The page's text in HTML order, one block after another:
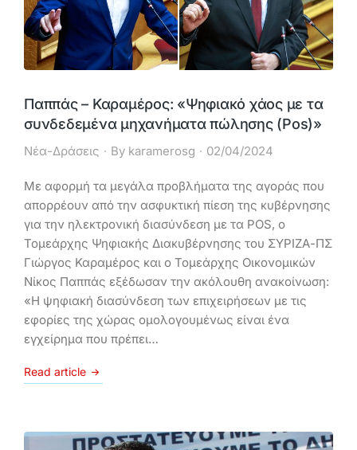
Παππάς – Καραμέρος: «Ψηφιακό χάος με τα
συνδεδεμένα μηχανήματα πώλησης (Pos)»
Νέα-Δράσεις By karamerosg 02/04/2024
Με αφορμή τα μεγάλα προβλήματα της αγοράς που
απορρέουν από την ασφυκτική πίεση της κυβέρνησης
για την ηλεκτρονική διασύνδεση με τα POS, ο
Τομεάρχης Ψηφιακής Διακυβέρνησης του ΣΥΡΙΖΑ-ΠΣ
Γιώργος Καραμέρος και ο Τομεάρχης Οικονομικών
Νίκος Παππάς εξέδωσαν την ακόλουθη ανακοίνωση:
«Η ψηφιακή διασύνδεση των επιχειρήσεων με τις
εφορίες της χώρας ομολογουμένως είναι ένα
εγχείρημα που πρέπει…
Read article